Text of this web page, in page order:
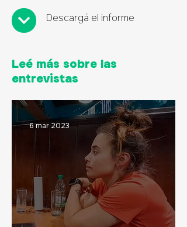
Descargá el informe
Leé más sobre las
entrevistas
6 mar 2023